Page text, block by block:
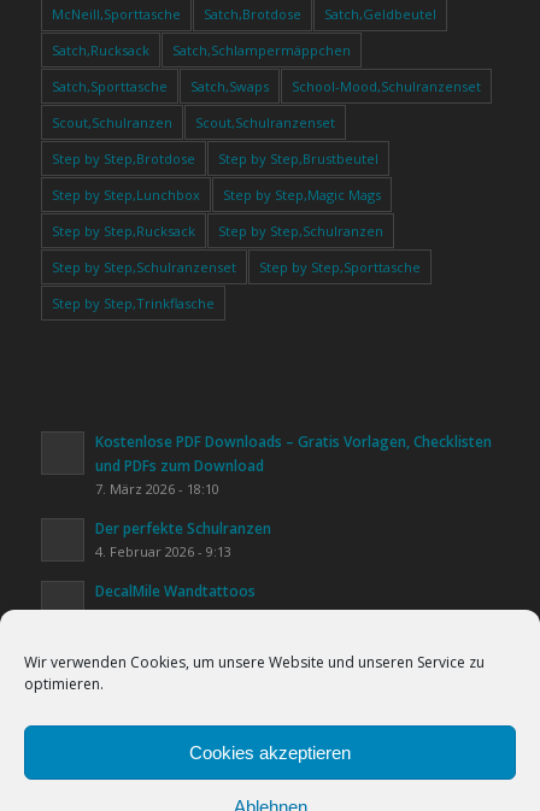
Cookies helfen uns bei der Bereitstellung
unserer Inhalte und Dienste. Durch die
weitere Nutzung der Webseite stimmen Sie
Wir verwenden Cookies, um unsere Website und unseren Service zu
optimieren.
Cookies akzeptieren
Ablehnen
McNeill,Sporttasche
Satch,Brotdose
Satch,Geldbeutel
Satch,Rucksack
Satch,Schlampermäppchen
Satch,Sporttasche
Satch,Swaps
School-Mood,Schulranzenset
Scout,Schulranzen
Scout,Schulranzenset
Step by Step,Brotdose
Step by Step,Brustbeutel
Step by Step,Lunchbox
Step by Step,Magic Mags
Step by Step,Rucksack
Step by Step,Schulranzen
Step by Step,Schulranzenset
Step by Step,Sporttasche
Step by Step,Trinkflasche
Kostenlose PDF Downloads – Gratis Vorlagen, Checklisten
und PDFs zum Download
7. März 2026 - 18:10
Der perfekte Schulranzen
4. Februar 2026 - 9:13
DecalMile Wandtattoos
20. Januar 2026 - 16:25
Kinderzimmer gestalten
20. Januar 2026 - 15:44